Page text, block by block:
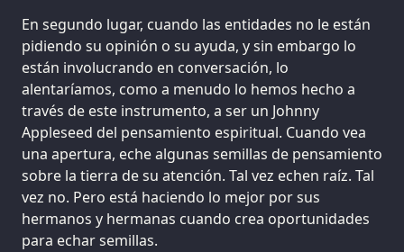
En segundo lugar, cuando las entidades no le están
pidiendo su opinión o su ayuda, y sin embargo lo
están involucrando en conversación, lo
alentaríamos, como a menudo lo hemos hecho a
través de este instrumento, a ser un Johnny
Appleseed del pensamiento espiritual. Cuando vea
una apertura, eche algunas semillas de pensamiento
sobre la tierra de su atención. Tal vez echen raíz. Tal
vez no. Pero está haciendo lo mejor por sus
hermanos y hermanas cuando crea oportunidades
para echar semillas.